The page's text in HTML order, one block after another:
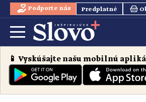
Podporte nás Predplatné
📱 Vyskúšajte našu mobilnú